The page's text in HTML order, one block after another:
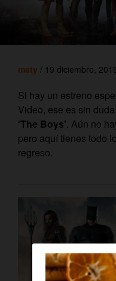
maty / 19 diciembre,
Si hay un estreno
Video, ese es sin
‘The Boys’. Aún no
pero aquí tienes todo
regreso.